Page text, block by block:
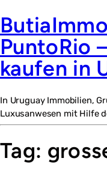
PuntoRio
kaufen in
In Uruguay Immobilien,
Luxusanwesen mit Hilfe
Tag: